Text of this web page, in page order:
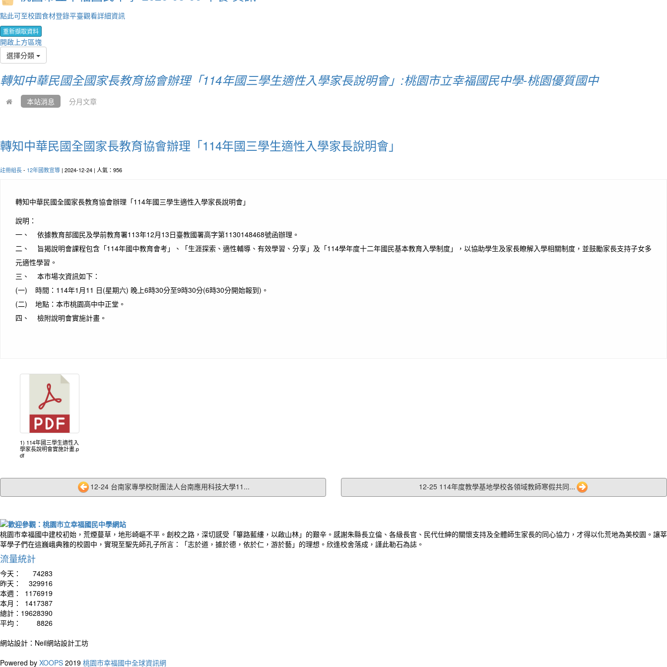
點此可至校園食材登錄平臺觀看詳細資訊
重新擷取資料
開啟上方區塊
選擇分類
轉知中華民國全國家長教育協會辦理「114年國三學生適性入學家長說明會」:桃園市立幸福國民中學-桃園優質國中
本站消息 分月文章
轉知中華民國全國家長教育協會辦理「114年國三學生適性入學家長說明會」
註冊組長- 12年國教宣導 | 2024-12-24 | 人氣：956
轉知中華民國全國家長教育協會辦理「114年國三學生適性入學家長說明會」
說明：
一、 依據教育部國民及學前教育署113年12月13日臺教國署高字第1130148468號函辦理。
二、 旨揭說明會課程包含「114年國中教育會考」、「生涯探索、適性輔導、有效學習、分享」及「114學年度十二年國民基本教育入學制度」，以協助學生及家長瞭解入學相關制度，並鼓勵家長支持子女多
元適性學習。
三、 本市場次資訊如下：
(一) 時間：114年1月11 日(星期六) 晚上6時30分至9時30分(6時30分開始報到)。
(二) 地點：本市桃園高中中正堂。
四、 檢附說明會實施計畫。
1) 114年國三學生適性入
學家長說明會實施計畫.p
df
12-24 台南家專學校財團法人台南應用科技大學11... 12-25 114年度教學基地學校各領域教師寒假共同...
桃園市幸福國中建校初始，荒煙蔓草，地形崎嶇不平。創校之路，深切感受「篳路藍縷，以啟山林」的艱辛。感謝朱縣長立倫、各級長官、民代仕紳的關懷支持及全體師生家長的同心協力，才得以化荒地為美校園。讓莘
莘學子們在這巍峨典雅的校園中，實現至聖先師孔子所言：「志於道，據於德，依於仁，游於藝」的理想。欣逢校舍落成，謹此勒石為誌。
流量統計
今天：
74283
昨天：
329916
本週：
1176919
本月：
1417387
總計： 19628390
平均：
8826
網站設計：Neil網站設計工坊
Powered by XOOPS 2019 桃園市幸福國中全球資訊網